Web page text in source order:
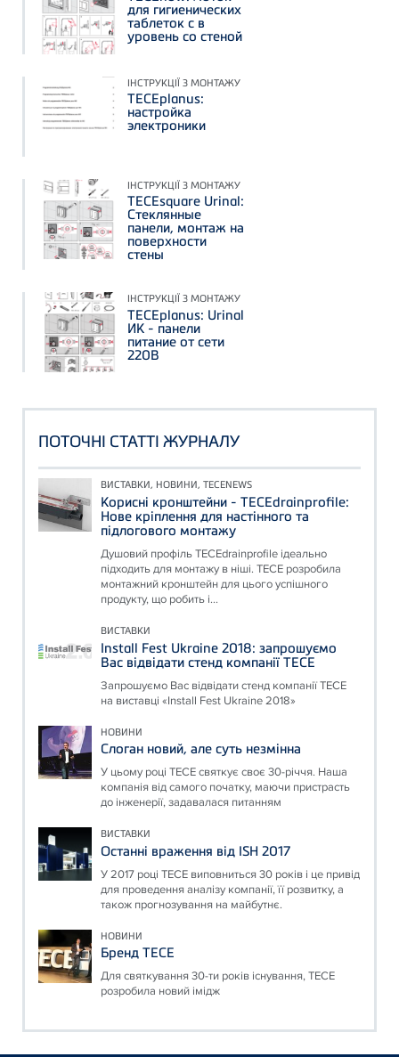
для гигиенических
таблеток c в
уровень со стеной
ІНСТРУКЦІЇ З МОНТАЖУ
TECEplanus:
настройка
электроники
ІНСТРУКЦІЇ З МОНТАЖУ
TECEsquare Urinal:
Стеклянные
панели, монтаж на
поверхности
стены
ІНСТРУКЦІЇ З МОНТАЖУ
TECEplanus: Urinal
ИК - панели
питание от сети
220В
ПОТОЧНІ СТАТТІ ЖУРНАЛУ
ВИСТАВКИ, НОВИНИ, TECENEWS
Корисні кронштейни - TECEdrainprofile:
Нове кріплення для настінного та
підлогового монтажу
Душовий профіль TECEdrainprofile ідеально
підходить для монтажу в ніші. TECE розробила
монтажний кронштейн для цього успішного
продукту, що робить і...
ВИСТАВКИ
Install Fest Ukraine 2018: запрошуємо
Вас відвідати стенд компанії ТЕСЕ
Запрошуємо Вас відвідати стенд компанії ТЕСЕ
на виставці «Install Fest Ukraine 2018»
НОВИНИ
Слоган новий, але суть незмінна
У цьому році ТЕСЕ святкує своє 30-річчя. Наша
компанія від самого початку, маючи пристрасть
до інженерії, задавалася питанням
ВИСТАВКИ
Останні враження від ISH 2017
У 2017 році ТЕСЕ виповниться 30 років і це привід
для проведення аналізу компанії, її розвитку, а
також прогнозування на майбутнє.
НОВИНИ
Бренд ТЕСЕ
Для святкування 30-ти років існування, ТЕСЕ
розробила новий імідж